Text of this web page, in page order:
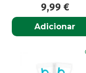
9,99 €
Adicionar